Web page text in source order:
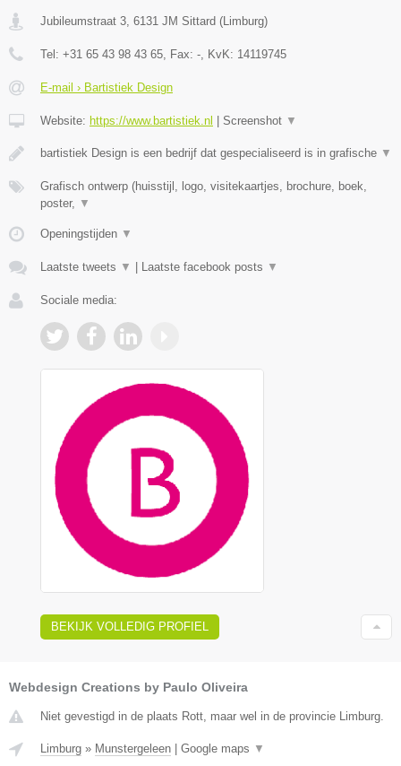
Jubileumstraat 3 6131 JM Sittard ( Limburg)
Tel: +31 65 43 98 43 65 , Fax: - , KvK: 14119745
E-mail › Bartistiek Design
Website: https://www.bartistiek.nl Screenshot ▼
bartistiek Design is een bedrijf dat gespecialiseerd is in grafische ▼
Grafisch ontwerp (huisstijl, logo, visitekaartjes, brochure, boek,
poster,
▼
Openingstijden ▼
Laatste tweets ▼ Laatste facebook posts ▼
Sociale media:
BEKIJK VOLLEDIG PROFIEL
Webdesign Creations by Paulo Oliveira
Niet gevestigd in de plaats Rott, maar wel in de provincie Limburg.
Limburg » Munstergeleen Google maps ▼